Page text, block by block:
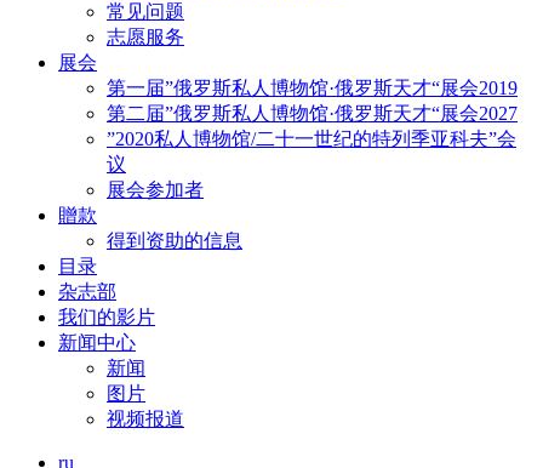
常见问题
志愿服务
展会
第一届”俄罗斯私人博物馆·俄罗斯天才“展会2019
第二届”俄罗斯私人博物馆·俄罗斯天才“展会2027
”2020私人博物馆/二十一世纪的特列季亚科夫”会
议
展会参加者
贈款
得到资助的信息
目录
杂志部
我们的影片
新闻中心
新闻
图片
视频报道
ru